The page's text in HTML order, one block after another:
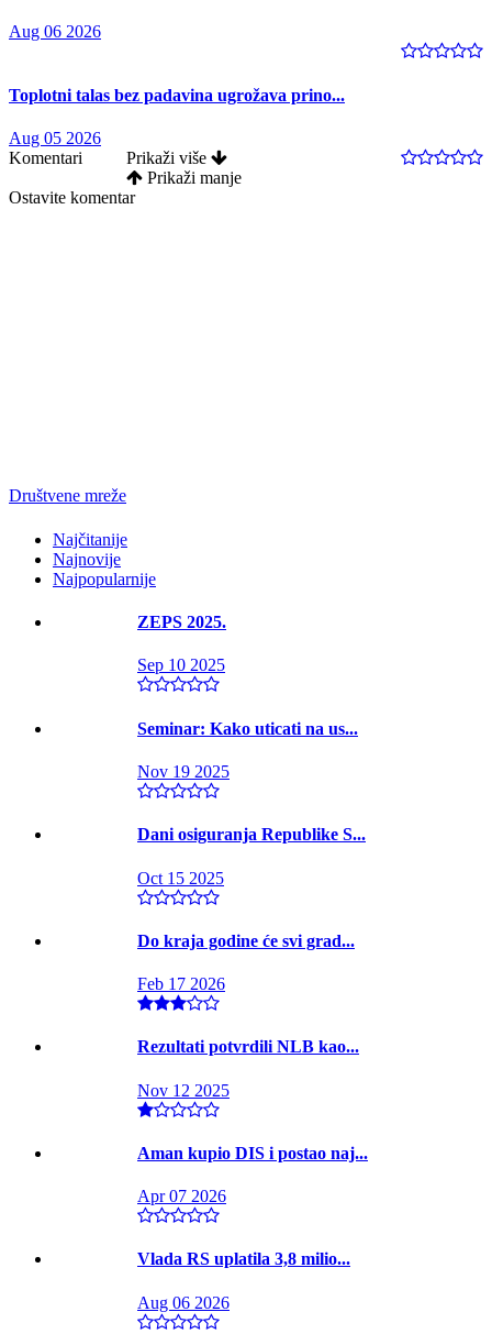
Aug 06 2026
Toplotni talas bez padavina ugrožava prino...
Aug 05 2026
Komentari
Prikaži više
Prikaži manje
Ostavite komentar
Društvene mreže
Najčitanije
Najnovije
Najpopularnije
ZEPS 2025.
Sep 10 2025
Seminar: Kako uticati na us...
Nov 19 2025
Dani osiguranja Republike S...
Oct 15 2025
Do kraja godine će svi grad...
Feb 17 2026
Rezultati potvrdili NLB kao...
Nov 12 2025
Aman kupio DIS i postao naj...
Apr 07 2026
Vlada RS uplatila 3,8 milio...
Aug 06 2026